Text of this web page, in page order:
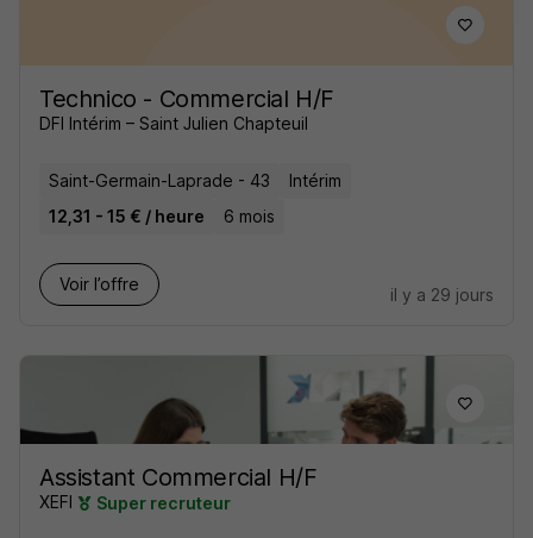
Technico - Commercial H/F
DFI Intérim – Saint Julien Chapteuil
Saint-Germain-Laprade - 43
Intérim
12,31 - 15 € / heure
6 mois
Voir l’offre
il y a 29 jours
Assistant Commercial H/F
XEFI Super recruteur